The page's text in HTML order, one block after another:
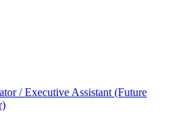
/ Executive Assistant (Future